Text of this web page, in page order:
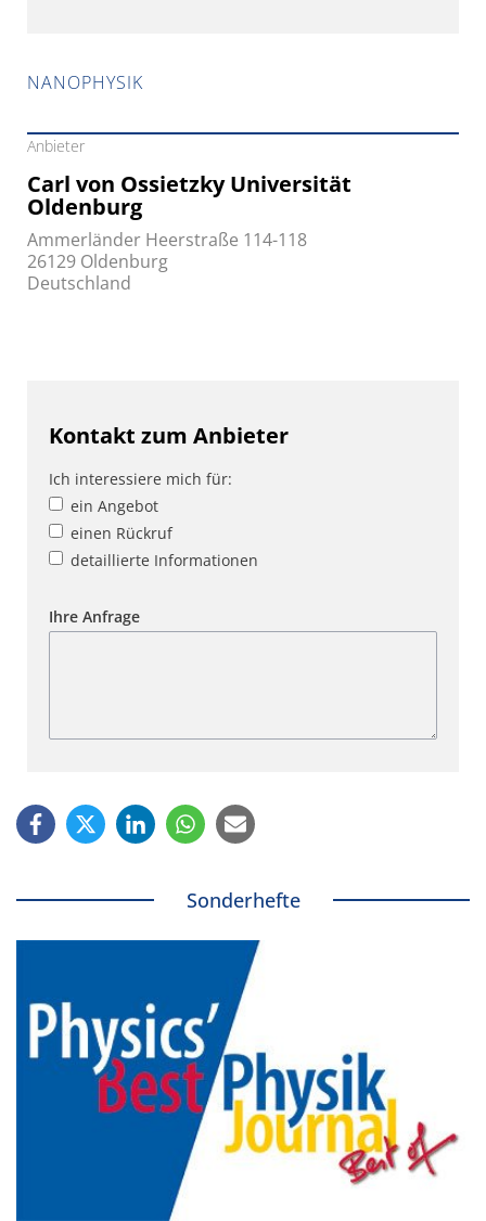
NANOPHYSIK
Anbieter
Carl von Ossietzky Universität
Oldenburg
Ammerländer Heerstraße 114-118
26129 Oldenburg
Deutschland
Kontakt zum Anbieter
Ich interessiere mich für:
ein Angebot
einen Rückruf
detaillierte Informationen
Ihre Anfrage
Sonderhefte